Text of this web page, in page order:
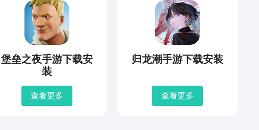
堡垒之夜手游下载安
装
查看更多
归龙潮手游下载安装
查看更多